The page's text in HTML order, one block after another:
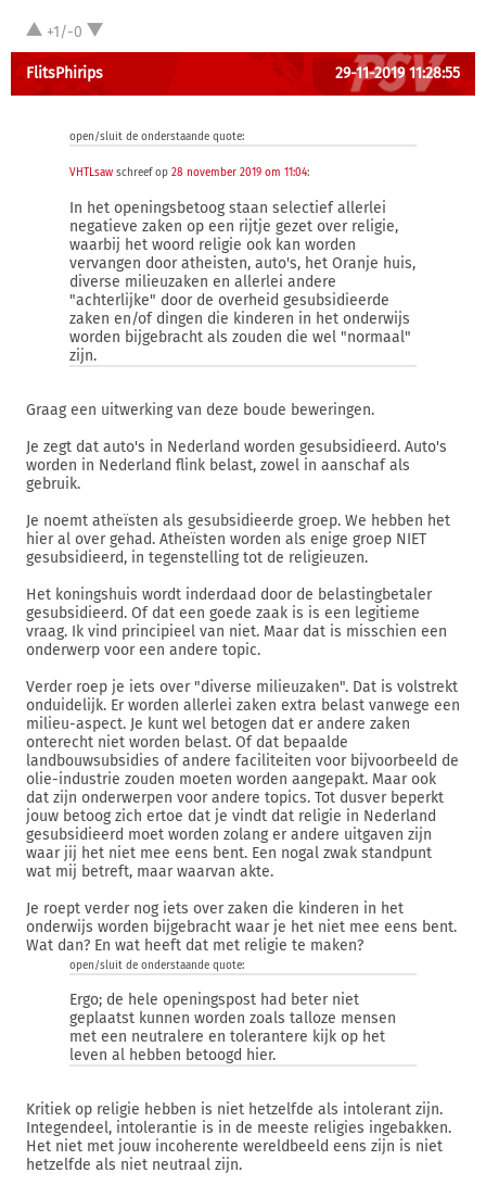
+1/-0
FlitsPhirips 29-11-2019 11:28:55
open/sluit de onderstaande quote:
VHTLsaw schreef op 28 november 2019 om 11:04:
In het openingsbetoog staan selectief allerlei
negatieve zaken op een rijtje gezet over religie,
waarbij het woord religie ook kan worden
vervangen door atheisten, auto's, het Oranje huis,
diverse milieuzaken en allerlei andere
"achterlijke" door de overheid gesubsidieerde
zaken en/of dingen die kinderen in het onderwijs
worden bijgebracht als zouden die wel "normaal"
zijn.
Graag een uitwerking van deze boude beweringen.
Je zegt dat auto's in Nederland worden gesubsidieerd. Auto's
worden in Nederland flink belast, zowel in aanschaf als
gebruik.
Je noemt atheïsten als gesubsidieerde groep. We hebben het
hier al over gehad. Atheïsten worden als enige groep NIET
gesubsidieerd, in tegenstelling tot de religieuzen.
Het koningshuis wordt inderdaad door de belastingbetaler
gesubsidieerd. Of dat een goede zaak is is een legitieme
vraag. Ik vind principieel van niet. Maar dat is misschien een
onderwerp voor een andere topic.
Verder roep je iets over "diverse milieuzaken". Dat is volstrekt
onduidelijk. Er worden allerlei zaken extra belast vanwege een
milieu-aspect. Je kunt wel betogen dat er andere zaken
onterecht niet worden belast. Of dat bepaalde
landbouwsubsidies of andere faciliteiten voor bijvoorbeeld de
olie-industrie zouden moeten worden aangepakt. Maar ook
dat zijn onderwerpen voor andere topics. Tot dusver beperkt
jouw betoog zich ertoe dat je vindt dat religie in Nederland
gesubsidieerd moet worden zolang er andere uitgaven zijn
waar jij het niet mee eens bent. Een nogal zwak standpunt
wat mij betreft, maar waarvan akte.
Je roept verder nog iets over zaken die kinderen in het
onderwijs worden bijgebracht waar je het niet mee eens bent.
Wat dan? En wat heeft dat met religie te maken?
open/sluit de onderstaande quote:
Ergo; de hele openingspost had beter niet
geplaatst kunnen worden zoals talloze mensen
met een neutralere en tolerantere kijk op het
leven al hebben betoogd hier.
Kritiek op religie hebben is niet hetzelfde als intolerant zijn.
Integendeel, intolerantie is in de meeste religies ingebakken.
Het niet met jouw incoherente wereldbeeld eens zijn is niet
hetzelfde als niet neutraal zijn.